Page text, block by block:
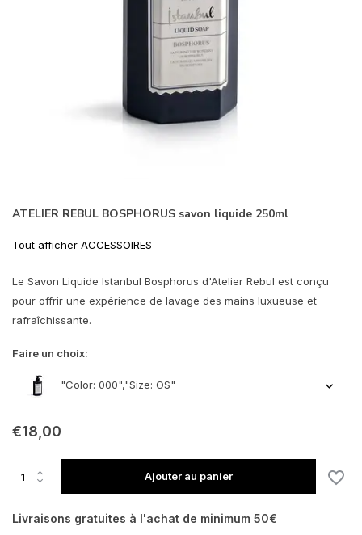
ATELIER REBUL BOSPHORUS savon liquide 250ml
Tout afficher ACCESSOIRES
Le Savon Liquide Istanbul Bosphorus d'Atelier Rebul est conçu
pour offrir une expérience de lavage des mains luxueuse et
rafraîchissante.
Faire un choix:
"Color: 000","Size: OS"
€18,00
Ajouter au panier
Livraisons gratuites à l'achat de minimum 50€